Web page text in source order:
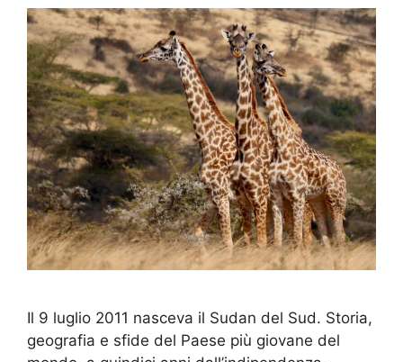
Il 9 luglio 2011 nasceva il Sudan del Sud. Storia,
geografia e sfide del Paese più giovane del